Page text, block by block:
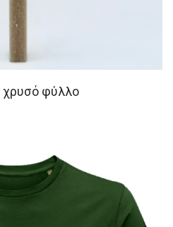
χρυσό φύλλο